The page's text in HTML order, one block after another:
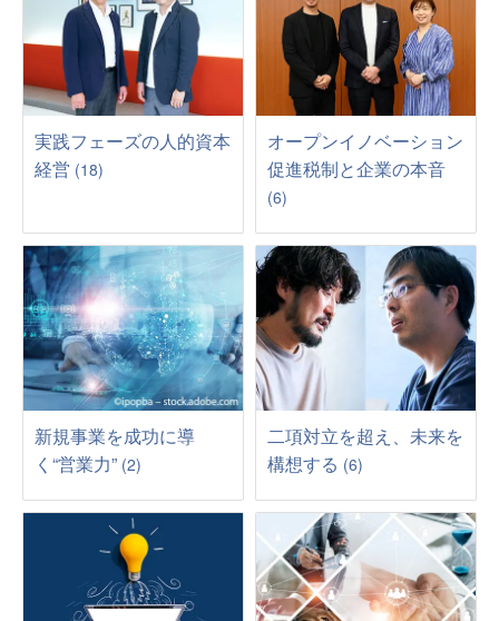
実践フェーズの人的資本
経営 (18)
オープンイノベーション
促進税制と企業の本音
(6)
新規事業を成功に導
く“営業力” (2)
二項対立を超え、未来を
構想する (6)